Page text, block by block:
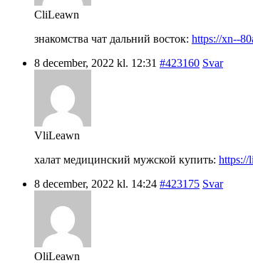
CliLeawn
знакомства чат дальний восток: https://xn--
8 december, 2022 kl. 12:31 #423160 Svar
VliLeawn
халат медицинский мужской купить: https://
8 december, 2022 kl. 14:24 #423175 Svar
OliLeawn